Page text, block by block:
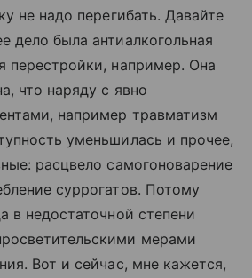
не надо перегибать. Давайте
дело была антиалкогольная
перестройки, например. Она
что наряду с явно
например травматизм
уменьшилась и прочее,
расцвело самогоноварение
суррогатов. Потому
в недостаточной степени
мерами
Вот и сейчас, мне кажется,